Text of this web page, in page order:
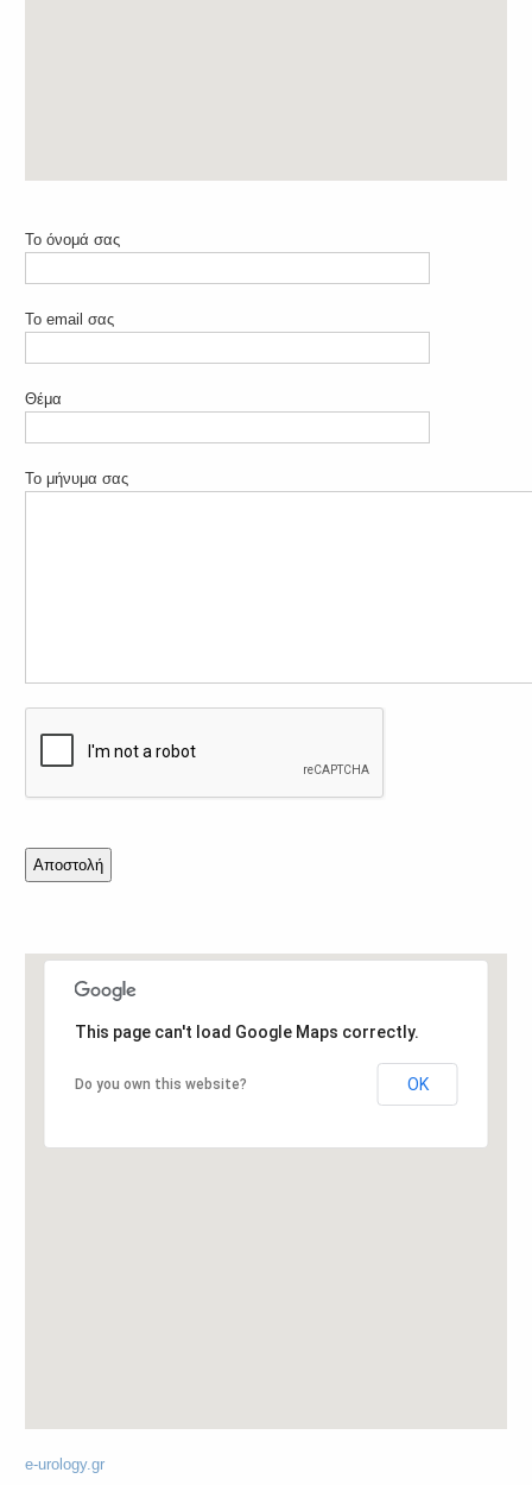
Το όνομά σας
Το email σας
Θέμα
Το μήνυμα σας
This page can't load Google Maps correctly.
Do you own this website? OK
e-urology.gr